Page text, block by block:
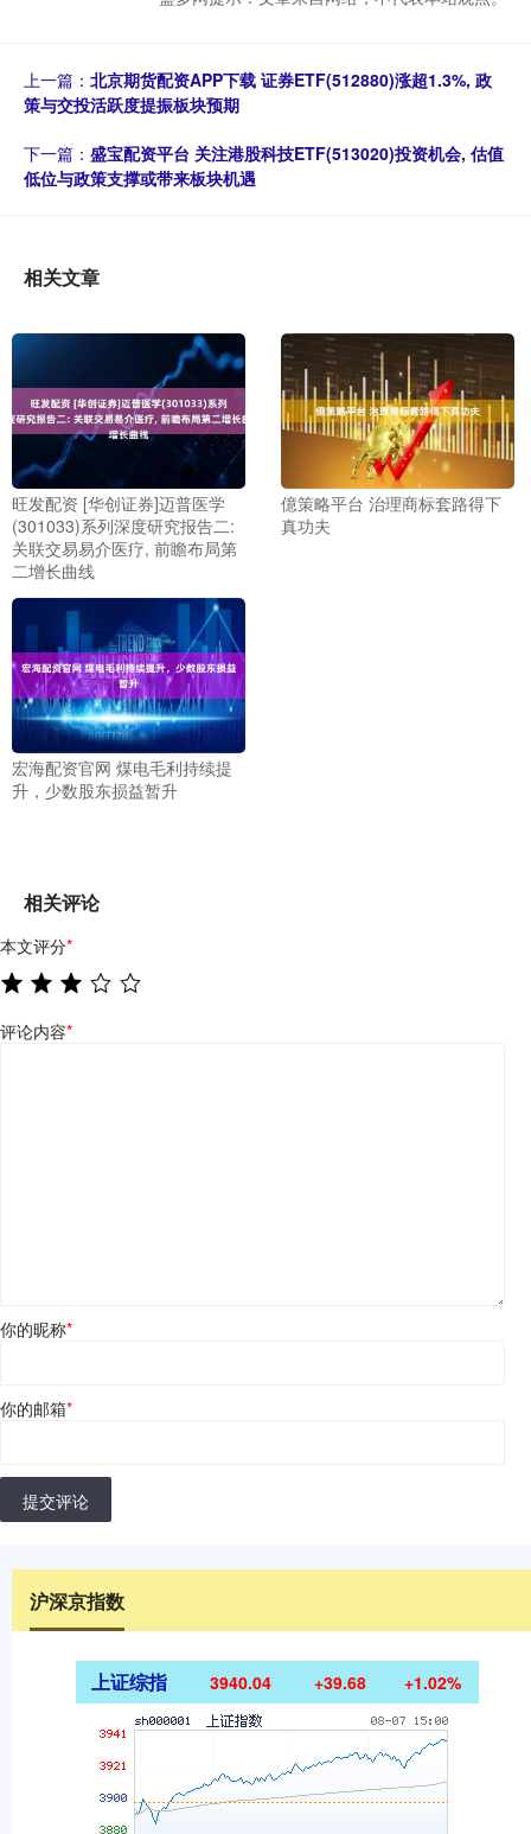
上一篇： 北京期货配资APP下载 证券ETF(512880)涨超1.3%, 政
策与交投活跃度提振板块预期
下一篇： 盛宝配资平台 关注港股科技ETF(513020)投资机会, 估值
低位与政策支撑或带来板块机遇
相关文章
旺发配资 [华创证券]迈普医学
(301033)系列深度研究报告二:
关联交易易介医疗, 前瞻布局第
二增长曲线
億策略平台 治理商标套路得下
真功夫
宏海配资官网 煤电毛利持续提
升，少数股东损益暂升
相关评论
本文评分*
评论内容*
你的昵称*
你的邮箱*
提交评论
沪深京指数
上证综指 3940.04 +39.68 +1.02%